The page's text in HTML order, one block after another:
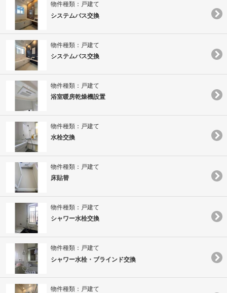
物件種類：戸建て
システムバス交換
物件種類：戸建て
システムバス交換
物件種類：戸建て
浴室暖房乾燥機設置
物件種類：戸建て
水栓交換
物件種類：戸建て
床貼替
物件種類：戸建て
シャワー水栓交換
物件種類：戸建て
シャワー水栓・ブラインド交換
物件種類：戸建て